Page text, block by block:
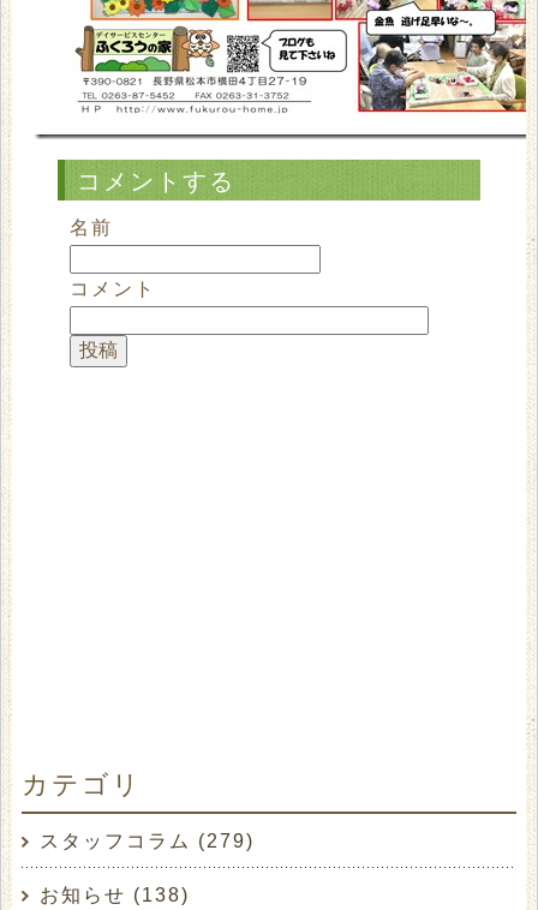
コメントする
名前
コメント
カテゴリ
スタッフコラム (279)
お知らせ (138)